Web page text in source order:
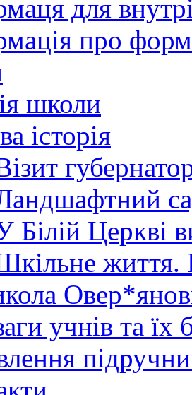
для
про
школи
історія
Білій Церкві
життя.
учнів та їх